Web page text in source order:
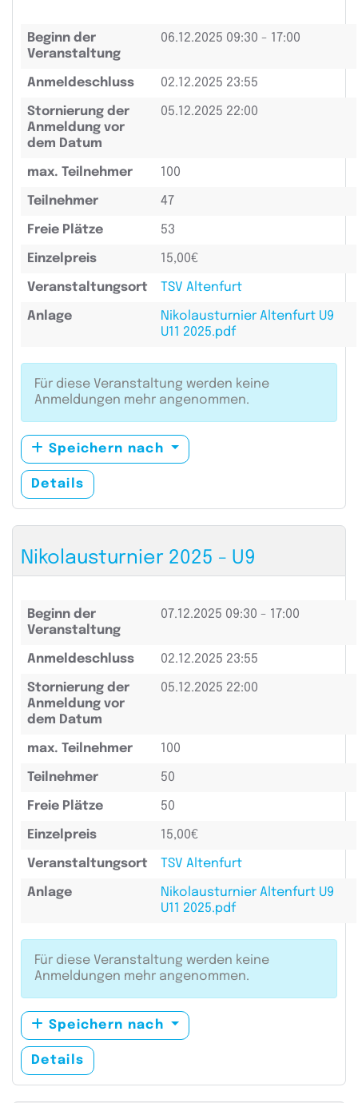
Beginn der
Veranstaltung
06.12.2025 09:30 - 17:00
Anmeldeschluss 02.12.2025 23:55
Stornierung der
Anmeldung vor
dem Datum
05.12.2025 22:00
max. Teilnehmer 100
Teilnehmer 47
Freie Plätze 53
Einzelpreis 15,00€
Veranstaltungsort TSV Altenfurt
Anlage
Nikolausturnier Altenfurt U9
U11 2025.pdf
Für diese Veranstaltung werden keine
Anmeldungen mehr angenommen.
Speichern nach
Details
Nikolausturnier 2025 - U9
Beginn der
Veranstaltung
07.12.2025 09:30 - 17:00
Anmeldeschluss 02.12.2025 23:55
Stornierung der
Anmeldung vor
dem Datum
05.12.2025 22:00
max. Teilnehmer 100
Teilnehmer 50
Freie Plätze 50
Einzelpreis 15,00€
Veranstaltungsort TSV Altenfurt
Anlage
Nikolausturnier Altenfurt U9
U11 2025.pdf
Für diese Veranstaltung werden keine
Anmeldungen mehr angenommen.
Speichern nach
Details